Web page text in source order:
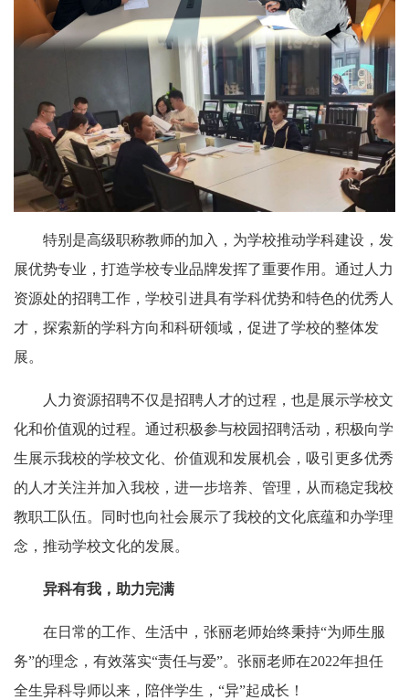
特别是高级职称教师的加入，为学校推动学科建设，发
展优势专业，打造学校专业品牌发挥了重要作用。通过人力
资源处的招聘工作，学校引进具有学科优势和特色的优秀人
才，探索新的学科方向和科研领域，促进了学校的整体发
展。
人力资源招聘不仅是招聘人才的过程，也是展示学校文
化和价值观的过程。通过积极参与校园招聘活动，积极向学
生展示我校的学校文化、价值观和发展机会，吸引更多优秀
的人才关注并加入我校，进一步培养、管理，从而稳定我校
教职工队伍。同时也向社会展示了我校的文化底蕴和办学理
念，推动学校文化的发展。
异科有我，助力完满
在日常的工作、生活中，张丽老师始终秉持“为师生服
务”的理念，有效落实“责任与爱”。张丽老师在2022年担任
全生异科导师以来，陪伴学生，“异”起成长！